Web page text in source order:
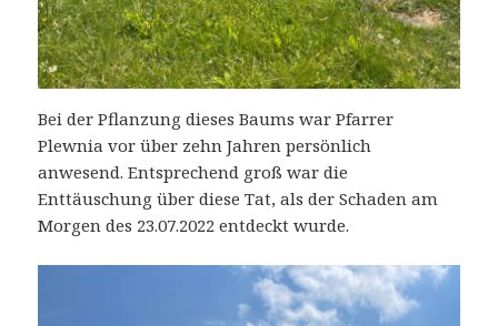
Bei der Pflanzung dieses Baums war Pfarrer
Plewnia vor über zehn Jahren persönlich
anwesend. Entsprechend groß war die
Enttäuschung über diese Tat, als der Schaden am
Morgen des 23.07.2022 entdeckt wurde.